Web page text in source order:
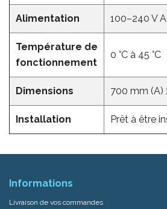
Alimentation 100–240 V
Température de
fonctionnement
0 °C à 45 °C
Dimensions 700 mm (A)
Installation Prêt à être
Informations
Livraison de vos commandes